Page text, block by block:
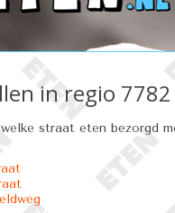
in regio
straat eten bezorgd